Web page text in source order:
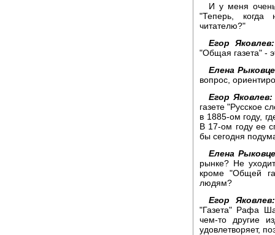
И у меня
"Теперь, когда
читателю?"
Егор Яковлев:
"Общая газета" -
Елена
вопрос,
Егор Яковлев:
газете "Русское
в 1885-ом году,
В 17-ом году ее
бы сегодня
Елена
рынке? Не
кроме "Общей
людям?
Егор Яковлев:
"Газета" Рафа
чем-то другие
удовлетворяет,